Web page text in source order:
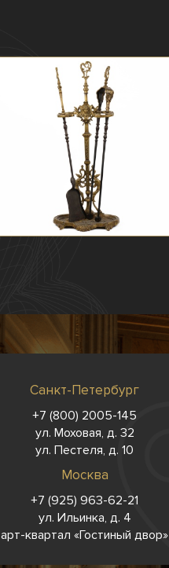
Санкт-Петербург
+7 (800) 2005-145
ул. Моховая, д. 32
ул. Пестеля, д. 10
Москва
+7 (925) 963-62-21
ул. Ильинка, д. 4
арт-квартал «Гостиный двор»